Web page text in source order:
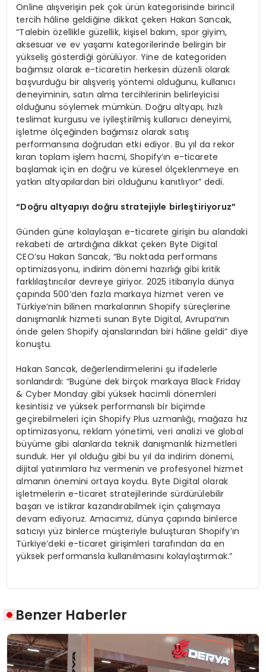
Online alışverişin pek çok ürün kategorisinde birincil
tercih hâline geldiğine dikkat çeken Hakan Sancak,
“Talebin özellikle güzellik, kişisel bakım, spor giyim,
aksesuar ve ev yaşamı kategorilerinde belirgin bir
yükseliş gösterdiği görülüyor. Yine de kategoriden
bağımsız olarak e-ticaretin herkesin düzenli olarak
başvurduğu bir alışveriş yöntemi olduğunu, kullanıcı
deneyiminin, satın alma tercihlerinin belirleyicisi
olduğunu söylemek mümkün. Doğru altyapı, hızlı
teslimat kurgusu ve iyileştirilmiş kullanıcı deneyimi,
işletme ölçeğinden bağımsız olarak satış
performansına doğrudan etki ediyor. Bu yıl da rekor
kıran toplam işlem hacmi, Shopify’ın e-ticarete
başlamak için en doğru ve küresel ölçeklenmeye en
yatkın altyapılardan biri olduğunu kanıtlıyor” dedi.
“Doğru altyapıyı doğru stratejiyle birleştiriyoruz”
Günden güne kolaylaşan e-ticarete girişin bu alandaki
rekabeti de artırdığına dikkat çeken Byte Digital
CEO’su Hakan Sancak, “Bu noktada performans
optimizasyonu, indirim dönemi hazırlığı gibi kritik
farklılaştırıcılar devreye giriyor. 2025 itibarıyla dünya
çapında 500’den fazla markaya hizmet veren ve
Türkiye’nin bilinen markalarının Shopify süreçlerine
danışmanlık hizmeti sunan Byte Digital, Avrupa’nın
önde gelen Shopify ajanslarından biri hâline geldi” diye
konuştu.
Hakan Sancak, değerlendirmelerini şu ifadelerle
sonlandırdı: “Bugüne dek birçok markaya Black Friday
& Cyber Monday gibi yüksek hacimli dönemleri
kesintisiz ve yüksek performanslı bir biçimde
geçirebilmeleri için Shopify Plus uzmanlığı, mağaza hız
optimizasyonu, reklam yönetimi, veri analizi ve global
büyüme gibi alanlarda teknik danışmanlık hizmetleri
sunduk. Her yıl olduğu gibi bu yıl da indirim dönemi,
dijital yatırımlara hız vermenin ve profesyonel hizmet
almanın önemini ortaya koydu. Byte Digital olarak
işletmelerin e-ticaret stratejilerinde sürdürülebilir
başarı ve istikrar kazandırabilmek için çalışmaya
devam ediyoruz. Amacımız, dünya çapında binlerce
satıcıyı yüz binlerce müşteriyle buluşturan Shopify’ın
Türkiye’deki e-ticaret girişimleri tarafından da en
yüksek performansla kullanılmasını kolaylaştırmak.”
Benzer Haberler